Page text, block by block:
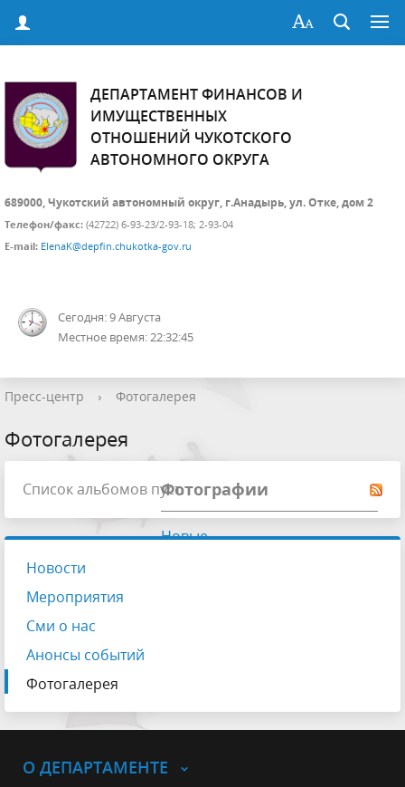
ДЕПАРТАМЕНТ ФИНАНСОВ И
ИМУЩЕСТВЕННЫХ
ОТНОШЕНИЙ ЧУКОТСКОГО
АВТОНОМНОГО ОКРУГА
689000, Чукотский автономный округ, г.Анадырь, ул. Отке, дом 2
Телефон/факс: (42722) 6-93-23/2-93-18; 2-93-04
E-mail: ElenaK@depfin.chukotka-gov.ru
Сегодня: 9 Августа
Местное время: 22:32:45
Пресс-центр › Фотогалерея
Фотогалерея
Фотографии
Новые
Список альбомов пуст.
Новости
Мероприятия
Сми о нас
Анонсы событий
Фотогалерея
О ДЕПАРТАМЕНТЕ